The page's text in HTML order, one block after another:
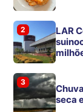
2
LAR
3
seca